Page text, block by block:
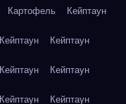
Картофель Кейптаун
Кейптаун Кейптаун
Кейптаун Кейптаун
Кейптаун Кейптаун